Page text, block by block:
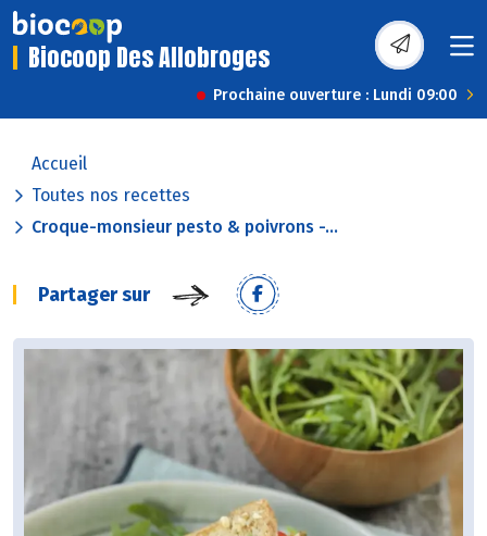
Biocoop Des Allobroges
Prochaine ouverture : Lundi 09:00
Accueil
Toutes nos recettes
Croque-monsieur pesto & poivrons -...
Partager sur